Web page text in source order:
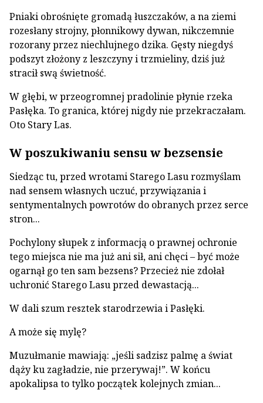
Pniaki obrośnięte gromadą łuszczaków, a na ziemi
rozesłany strojny, płonnikowy dywan, nikczemnie
rozorany przez niechlujnego dzika. Gęsty niegdyś
podszyt złożony z leszczyny i trzmieliny, dziś już
stracił swą świetność.
W głębi, w przeogromnej pradolinie płynie rzeka
Pasłęka. To granica, której nigdy nie przekraczałam.
Oto Stary Las.
W poszukiwaniu sensu w bezsensie
Siedząc tu, przed wrotami Starego Lasu rozmyślam
nad sensem własnych uczuć, przywiązania i
sentymentalnych powrotów do obranych przez serce
stron...
Pochylony słupek z informacją o prawnej ochronie
tego miejsca nie ma już ani sił, ani chęci – być może
ogarnął go ten sam bezsens? Przecież nie zdołał
uchronić Starego Lasu przed dewastacją...
W dali szum resztek starodrzewia i Pasłęki.
A może się mylę?
Muzułmanie mawiają: „jeśli sadzisz palmę a świat
dąży ku zagładzie, nie przerywaj!”. W końcu
apokalipsa to tylko początek kolejnych zmian...